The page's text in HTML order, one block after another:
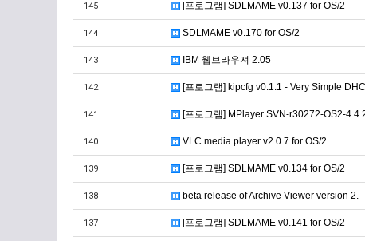
145 [프로그램] SDLMAME v0.137 for OS/2
144 SDLMAME v0.170 for OS/2
143 IBM 웹브라우져 2.05
142 [프로그램] kipcfg v0.1.1 - Very Simple
141 [프로그램] MPlayer SVN-r30272-OS2-
140 VLC media player v2.0.7 for OS/2
139 [프로그램] SDLMAME v0.134 for OS/2
138 beta release of Archive Viewer version 2.
137 [프로그램] SDLMAME v0.141 for OS/2